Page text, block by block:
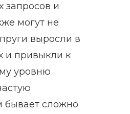
запросов и
могут не
выросли в
и привыкли к
уровню
сложно